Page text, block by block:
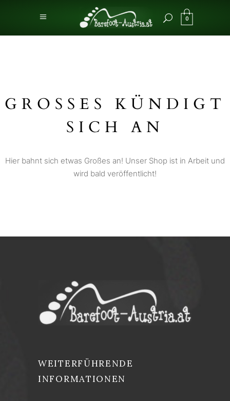
0
GROSSES KÜNDIGT S
ICH AN
Hier bahnt sich etwas Großes an! Unser Shop ist in Arbeit und
wird bald veröffentlicht!
WEITERFÜHRENDE
INFORMATIONEN